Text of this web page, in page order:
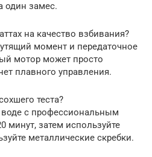
один замес.
на качество взбивания?
момент и передаточное
мотор может просто
плавного управления.
теста?
с профессиональным
затем используйте
металлические скребки.